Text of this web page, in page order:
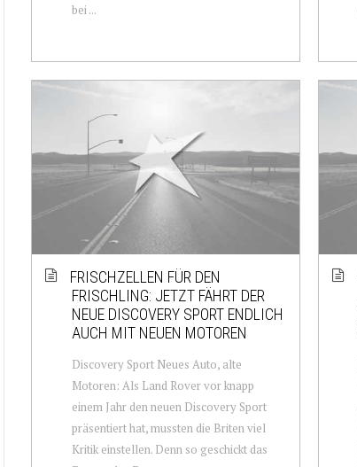
bei ...
FRISCHZELLEN FÜR DEN
FRISCHLING: JETZT FÄHRT DER
NEUE DISCOVERY SPORT ENDLICH
AUCH MIT NEUEN MOTOREN
Discovery Sport Neues Auto, alte
Motoren: Als Land Rover vor knapp
einem Jahr den neuen Discovery Sport
präsentiert hat, mussten die Briten viel
Kritik einstellen. Denn so geschickt das